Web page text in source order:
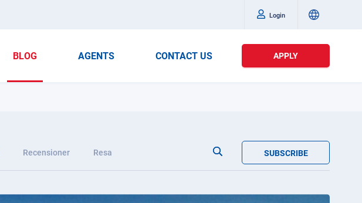
Login
BLOG AGENTS CONTACT US APPLY
Recensioner Resa SUBSCRIBE